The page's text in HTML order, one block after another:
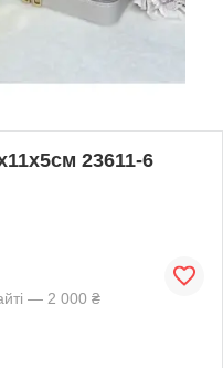
23611-6
— 2 000 ₴